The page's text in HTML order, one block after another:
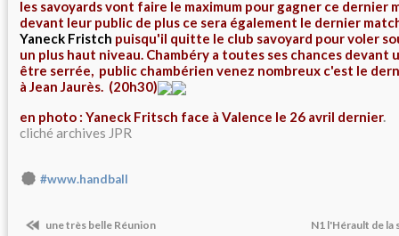
les savoyards vont faire le maximum pour gagner ce dernier
devant leur public de plus ce sera également le dernier
Yaneck Fristch puisqu'il quitte le club savoyard pour voler
un plus haut niveau. Chambéry a toutes ses chances devant
être serrée, public chambérien venez nombreux c'est le
à Jean Jaurès. (20h30)
en photo : Yaneck Fritsch face à Valence le 26 avril dernier.
cliché archives JPR
#www.handball
une très belle Réunion N1 l'Hérault de